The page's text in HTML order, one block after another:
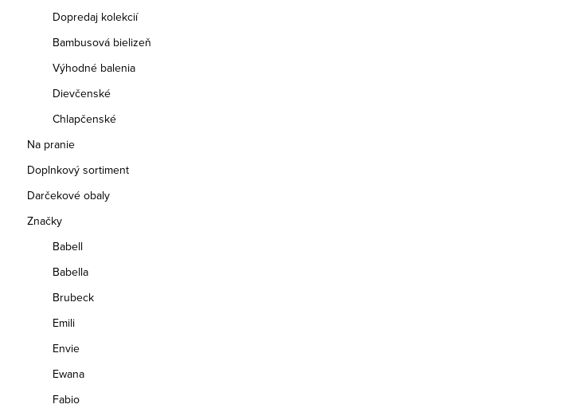
Dopredaj kolekcií
Bambusová bielizeň
Výhodné balenia
Dievčenské
Chlapčenské
Na pranie
Doplnkový sortiment
Darčekové obaly
Značky
Babell
Babella
Brubeck
Emili
Envie
Ewana
Fabio